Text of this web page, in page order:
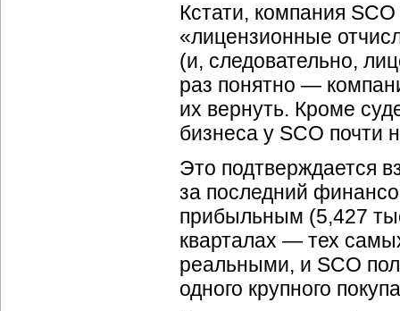
Кстати, компания SCO
«лицензионные
(и, следовательно,
раз понятно —
их вернуть. Кроме
бизнеса у SCO почти
Это подтверждается
за последний
прибыльным (5,427
кварталах — тех
реальными, и SCO
одного крупного